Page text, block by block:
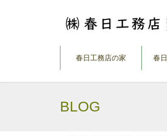
春日工務店の家 春
BLOG